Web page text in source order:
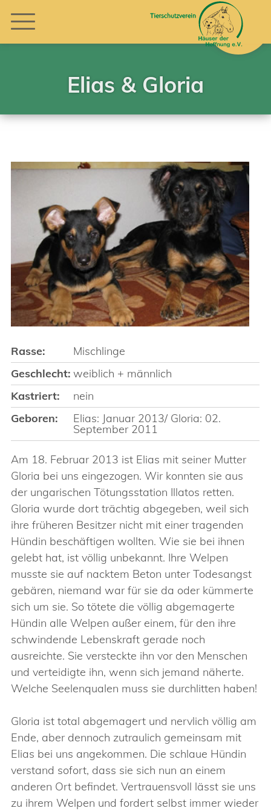
Elias & Gloria
Rasse:
Mischlinge
Geschlecht: weiblich + männlich
Kastriert:
nein
Geboren:
Elias: Januar 2013/ Gloria: 02.
September 2011
Am 18. Februar 2013 ist Elias mit seiner Mutter
Gloria bei uns eingezogen. Wir konnten sie aus
der ungarischen Tötungsstation Illatos retten.
Gloria wurde dort trächtig abgegeben, weil sich
ihre früheren Besitzer nicht mit einer tragenden
Hündin beschäftigen wollten. Wie sie bei ihnen
gelebt hat, ist völlig unbekannt. Ihre Welpen
musste sie auf nacktem Beton unter Todesangst
gebären, niemand war für sie da oder kümmerte
sich um sie. So tötete die völlig abgemagerte
Hündin alle Welpen außer einem, für den ihre
schwindende Lebenskraft gerade noch
ausreichte. Sie versteckte ihn vor den Menschen
und verteidigte ihn, wenn sich jemand näherte.
Welche Seelenqualen muss sie durchlitten haben!
Gloria ist total abgemagert und nervlich völlig am
Ende, aber dennoch zutraulich gemeinsam mit
Elias bei uns angekommen. Die schlaue Hündin
verstand sofort, dass sie sich nun an einem
anderen Ort befindet. Vertrauensvoll lässt sie uns
zu ihrem Welpen und fordert selbst immer wieder